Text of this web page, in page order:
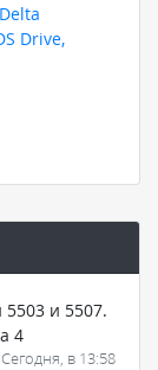
Drive,
и 5507.
4
Сегодня, в 13:58